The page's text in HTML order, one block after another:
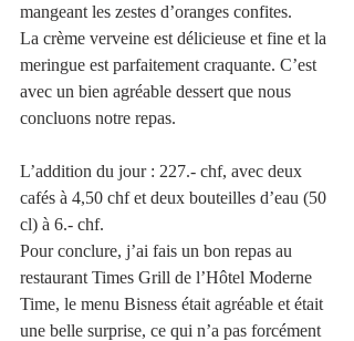
mangeant les zestes d’oranges confites.
La crème verveine est délicieuse et fine et la
meringue est parfaitement craquante. C’est
avec un bien agréable dessert que nous
concluons notre repas.
L’addition du jour : 227.- chf, avec deux
cafés à 4,50 chf et deux bouteilles d’eau (50
cl) à 6.- chf.
Pour conclure, j’ai fais un bon repas au
restaurant Times Grill de l’Hôtel Moderne
Time, le menu Bisness était agréable et était
une belle surprise, ce qui n’a pas forcément